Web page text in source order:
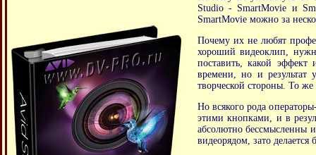
Studio - SmartMovie и
SmartMovie можно за
Почему их не любят
хороший видеоклип,
поставить, какой
времени, но и результат
творческой стороны. То же
Но всякого рода
этими кнопками, и в
абсолютно бессмысленны
видеорядом, зато делается